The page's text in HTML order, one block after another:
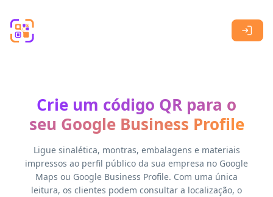
Crie um código QR para o
seu Google Business Profile
Ligue sinalética, montras, embalagens e materiais
impressos ao perfil público da sua empresa no Google
Maps ou Google Business Profile. Com uma única
leitura, os clientes podem consultar a localização, o